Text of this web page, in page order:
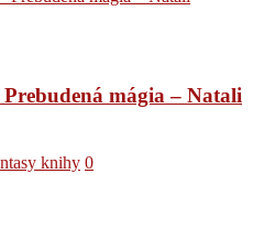
mágia – Natali
knihy 0